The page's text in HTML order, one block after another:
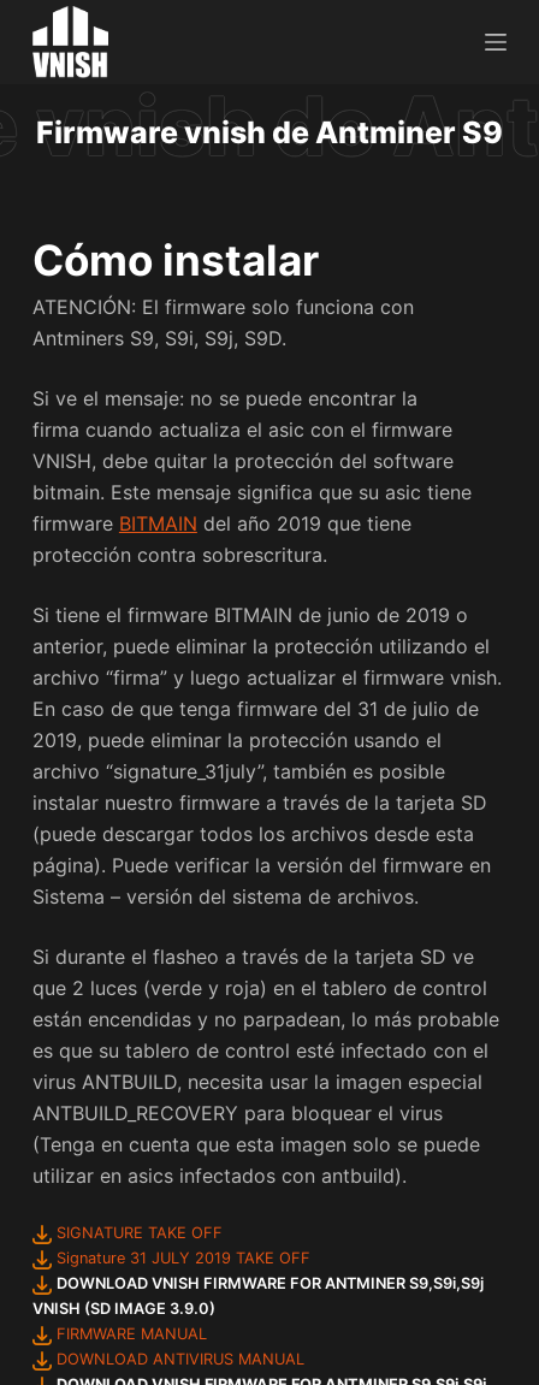
S
a
o
n
e
n
d
o
Firmware vnish de Antminer S9
Cómo instalar
ATENCIÓN: El firmware solo funciona con
Antminers S9, S9i, S9j, S9D.
Si ve el mensaje: no se puede encontrar la
firma cuando actualiza el asic con el firmware
VNISH, debe quitar la protección del software
bitmain. Este mensaje significa que su asic tiene
firmware BITMAIN del año 2019 que tiene
protección contra sobrescritura.
Si tiene el firmware BITMAIN de junio de 2019 o
anterior, puede eliminar la protección utilizando el
archivo “firma” y luego actualizar el firmware vnish.
En caso de que tenga firmware del 31 de julio de
2019, puede eliminar la protección usando el
archivo “signature_31july”, también es posible
instalar nuestro firmware a través de la tarjeta SD
(puede descargar todos los archivos desde esta
página). Puede verificar la versión del firmware en
Sistema – versión del sistema de archivos.
Si durante el flasheo a través de la tarjeta SD ve
que 2 luces (verde y roja) en el tablero de control
están encendidas y no parpadean, lo más probable
es que su tablero de control esté infectado con el
virus ANTBUILD, necesita usar la imagen especial
ANTBUILD_RECOVERY para bloquear el virus
(Tenga en cuenta que esta imagen solo se puede
utilizar en asics infectados con antbuild).
SIGNATURE TAKE OFF
Signature 31 JULY 2019 TAKE OFF
DOWNLOAD VNISH FIRMWARE FOR ANTMINER S9,S9i,S9j
VNISH (SD IMAGE 3.9.0)
FIRMWARE MANUAL
DOWNLOAD ANTIVIRUS MANUAL